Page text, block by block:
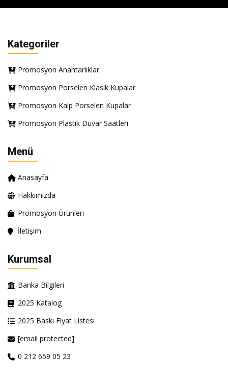
Kategoriler
Promosyon Anahtarlıklar
Promosyon Porselen Klasik Kupalar
Promosyon Kalp Porselen Kupalar
Promosyon Plastik Duvar Saatleri
Menü
Anasayfa
Hakkımızda
Promosyon Ürünleri
İletişim
Kurumsal
Banka Bilgileri
2025 Katalog
2025 Baskı Fiyat Listesi
[email protected]
0 212 659 05 23